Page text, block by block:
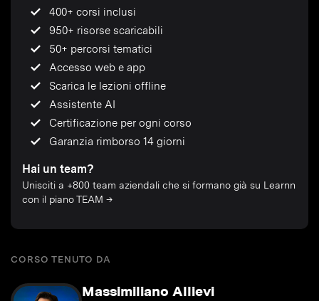
400+ corsi inclusi
950+ risorse scaricabili
50+ percorsi tematici
Accesso web e app
Scarica le lezioni offline
Assistente AI
Certificazione per ogni corso
Garanzia rimborso 14 giorni
Hai un team?
Unisciti a +800 team aziendali che si formano già su Learnn
con il piano TEAM →
CORSO TENUTO DA
Massimiliano Allievi